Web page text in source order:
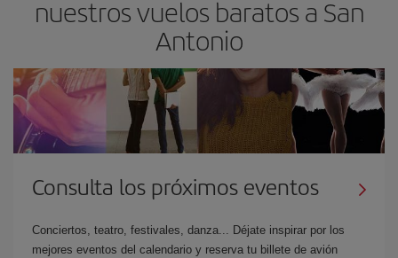
nuestros vuelos baratos a San
Antonio
Consulta los próximos eventos
Conciertos, teatro, festivales, danza... Déjate inspirar por los
mejores eventos del calendario y reserva tu billete de avión